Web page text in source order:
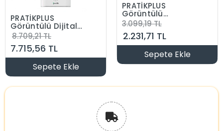
PRATİKPLUS
Görüntülü Dijital
Tuşlu Zil Paneli
Şifre ve Temassız
Kartlı Kapı Açtırma
8.709,21 TL
7.715,56 TL
Sepete Ekle
PRATİKPLUS
Görüntülü
Konuşma Sistemi
Güç Kaynağı
Trafosu
Seperatörlü 21.6-
29v Dc
3.099,19 TL
2.231,71 TL
Sepete Ekle